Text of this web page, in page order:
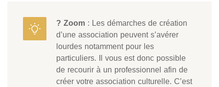
? Zoom : Les démarches de création
d’une association peuvent s’avérer
lourdes notamment pour les
particuliers. Il vous est donc possible
de recourir à un professionnel afin de
créer votre association culturelle. C’est